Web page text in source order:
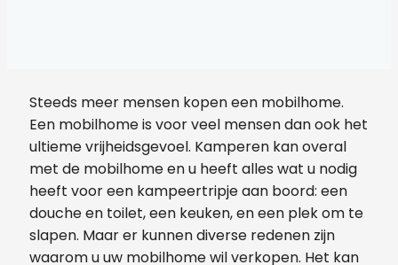
Steeds meer mensen kopen een mobilhome.
Een mobilhome is voor veel mensen dan ook het
ultieme vrijheidsgevoel. Kamperen kan overal
met de mobilhome en u heeft alles wat u nodig
heeft voor een kampeertripje aan boord: een
douche en toilet, een keuken, en een plek om te
slapen. Maar er kunnen diverse redenen zijn
waarom u uw mobilhome wil verkopen. Het kan